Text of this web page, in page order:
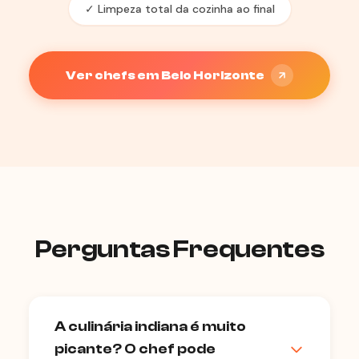
✓ Limpeza total da cozinha ao final
Ver chefs em Belo Horizonte
Perguntas Frequentes
A culinária indiana é muito
picante? O chef pode